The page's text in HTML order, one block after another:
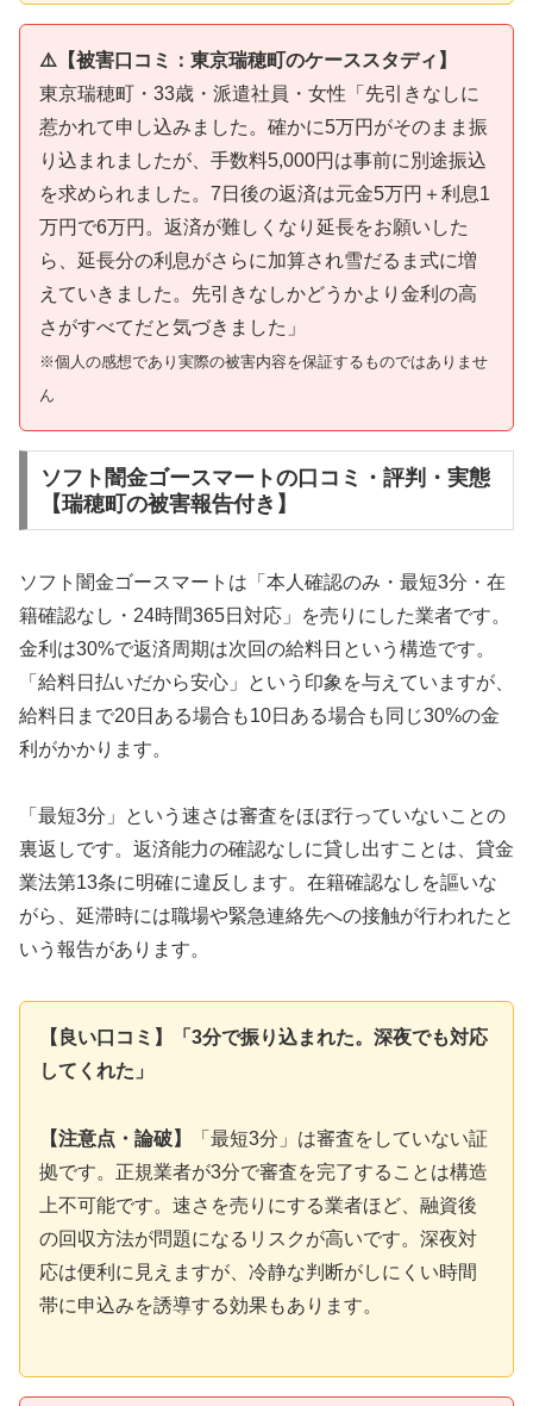
⚠️【被害口コミ：東京瑞穂町のケーススタディ】
東京瑞穂町・33歳・派遣社員・女性「先引きなしに
惹かれて申し込みました。確かに5万円がそのまま振
り込まれましたが、手数料5,000円は事前に別途振込
を求められました。7日後の返済は元金5万円＋利息1
万円で6万円。返済が難しくなり延長をお願いした
ら、延長分の利息がさらに加算され雪だるま式に増
えていきました。先引きなしかどうかより金利の高
さがすべてだと気づきました」
※個人の感想であり実際の被害内容を保証するものではありませ
ん
ソフト闇金ゴースマートの口コミ・評判・実態
【瑞穂町の被害報告付き】
ソフト闇金ゴースマートは「本人確認のみ・最短3分・在
籍確認なし・24時間365日対応」を売りにした業者です。
金利は30%で返済周期は次回の給料日という構造です。
「給料日払いだから安心」という印象を与えていますが、
給料日まで20日ある場合も10日ある場合も同じ30%の金
利がかかります。
「最短3分」という速さは審査をほぼ行っていないことの
裏返しです。返済能力の確認なしに貸し出すことは、貸金
業法第13条に明確に違反します。在籍確認なしを謳いな
がら、延滞時には職場や緊急連絡先への接触が行われたと
いう報告があります。
【良い口コミ】「3分で振り込まれた。深夜でも対応
してくれた」
【注意点・論破】
「最短3分」は審査をしていない証
拠です。正規業者が3分で審査を完了することは構造
上不可能です。速さを売りにする業者ほど、融資後
の回収方法が問題になるリスクが高いです。深夜対
応は便利に見えますが、冷静な判断がしにくい時間
帯に申込みを誘導する効果もあります。